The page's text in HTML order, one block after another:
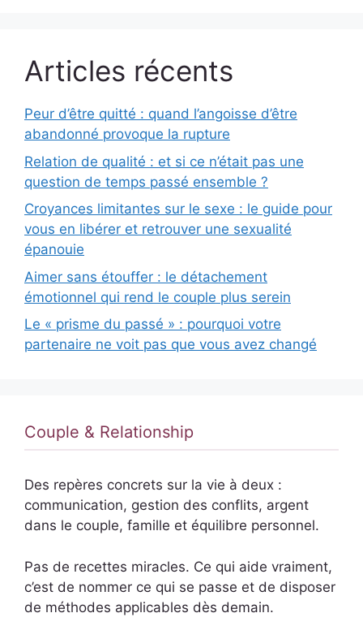
Articles récents
Peur d’être quitté : quand l’angoisse d’être
abandonné provoque la rupture
Relation de qualité : et si ce n’était pas une
question de temps passé ensemble ?
Croyances limitantes sur le sexe : le guide pour
vous en libérer et retrouver une sexualité
épanouie
Aimer sans étouffer : le détachement
émotionnel qui rend le couple plus serein
Le « prisme du passé » : pourquoi votre
partenaire ne voit pas que vous avez changé
Couple & Relationship
Des repères concrets sur la vie à deux :
communication, gestion des conflits, argent
dans le couple, famille et équilibre personnel.
Pas de recettes miracles. Ce qui aide vraiment,
c’est de nommer ce qui se passe et de disposer
de méthodes applicables dès demain.